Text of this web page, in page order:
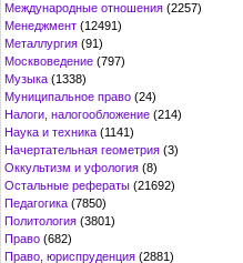
Международные отношения (2257)
Менеджмент (12491)
Металлургия (91)
Москвоведение (797)
Музыка (1338)
Муниципальное право (24)
Налоги, налогообложение (214)
Наука и техника (1141)
Начертательная геометрия (3)
Оккультизм и уфология (8)
Остальные рефераты (21692)
Педагогика (7850)
Политология (3801)
Право (682)
Право, юриспруденция (2881)